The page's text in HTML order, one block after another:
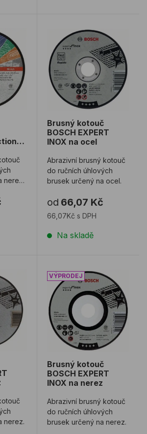
MultiConstruction na nerez,
nerez,
Brusný kotouč BOSCH
Brusný kotouč
BOSCH EXPERT
INOX na ocel
Abrazivní brusný kotouč
do ručních úhlových
brusek určený na ocel.
od 66,07 Kč
66,07Kč s DPH
Na skladě
EXPERT INOX na nerez
nerez.
Brusný kotouč BOSCH
Brusný kotouč
BOSCH EXPERT
INOX na nerez
Abrazivní brusný kotouč
do ručních úhlových
brusek určený na nerez.